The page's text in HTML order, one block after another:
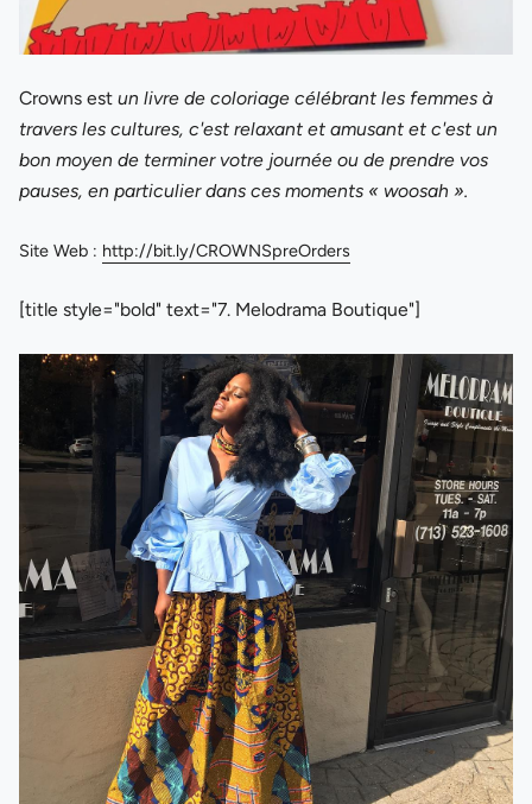
Crowns est un livre de coloriage célébrant les femmes à
travers les cultures, c'est relaxant et amusant et c'est un
bon moyen de terminer votre journée ou de prendre vos
pauses, en particulier dans ces moments « woosah ».
Site Web : http://bit.ly/CROWNSpreOrders
[title style="bold" text="7. Melodrama Boutique"]